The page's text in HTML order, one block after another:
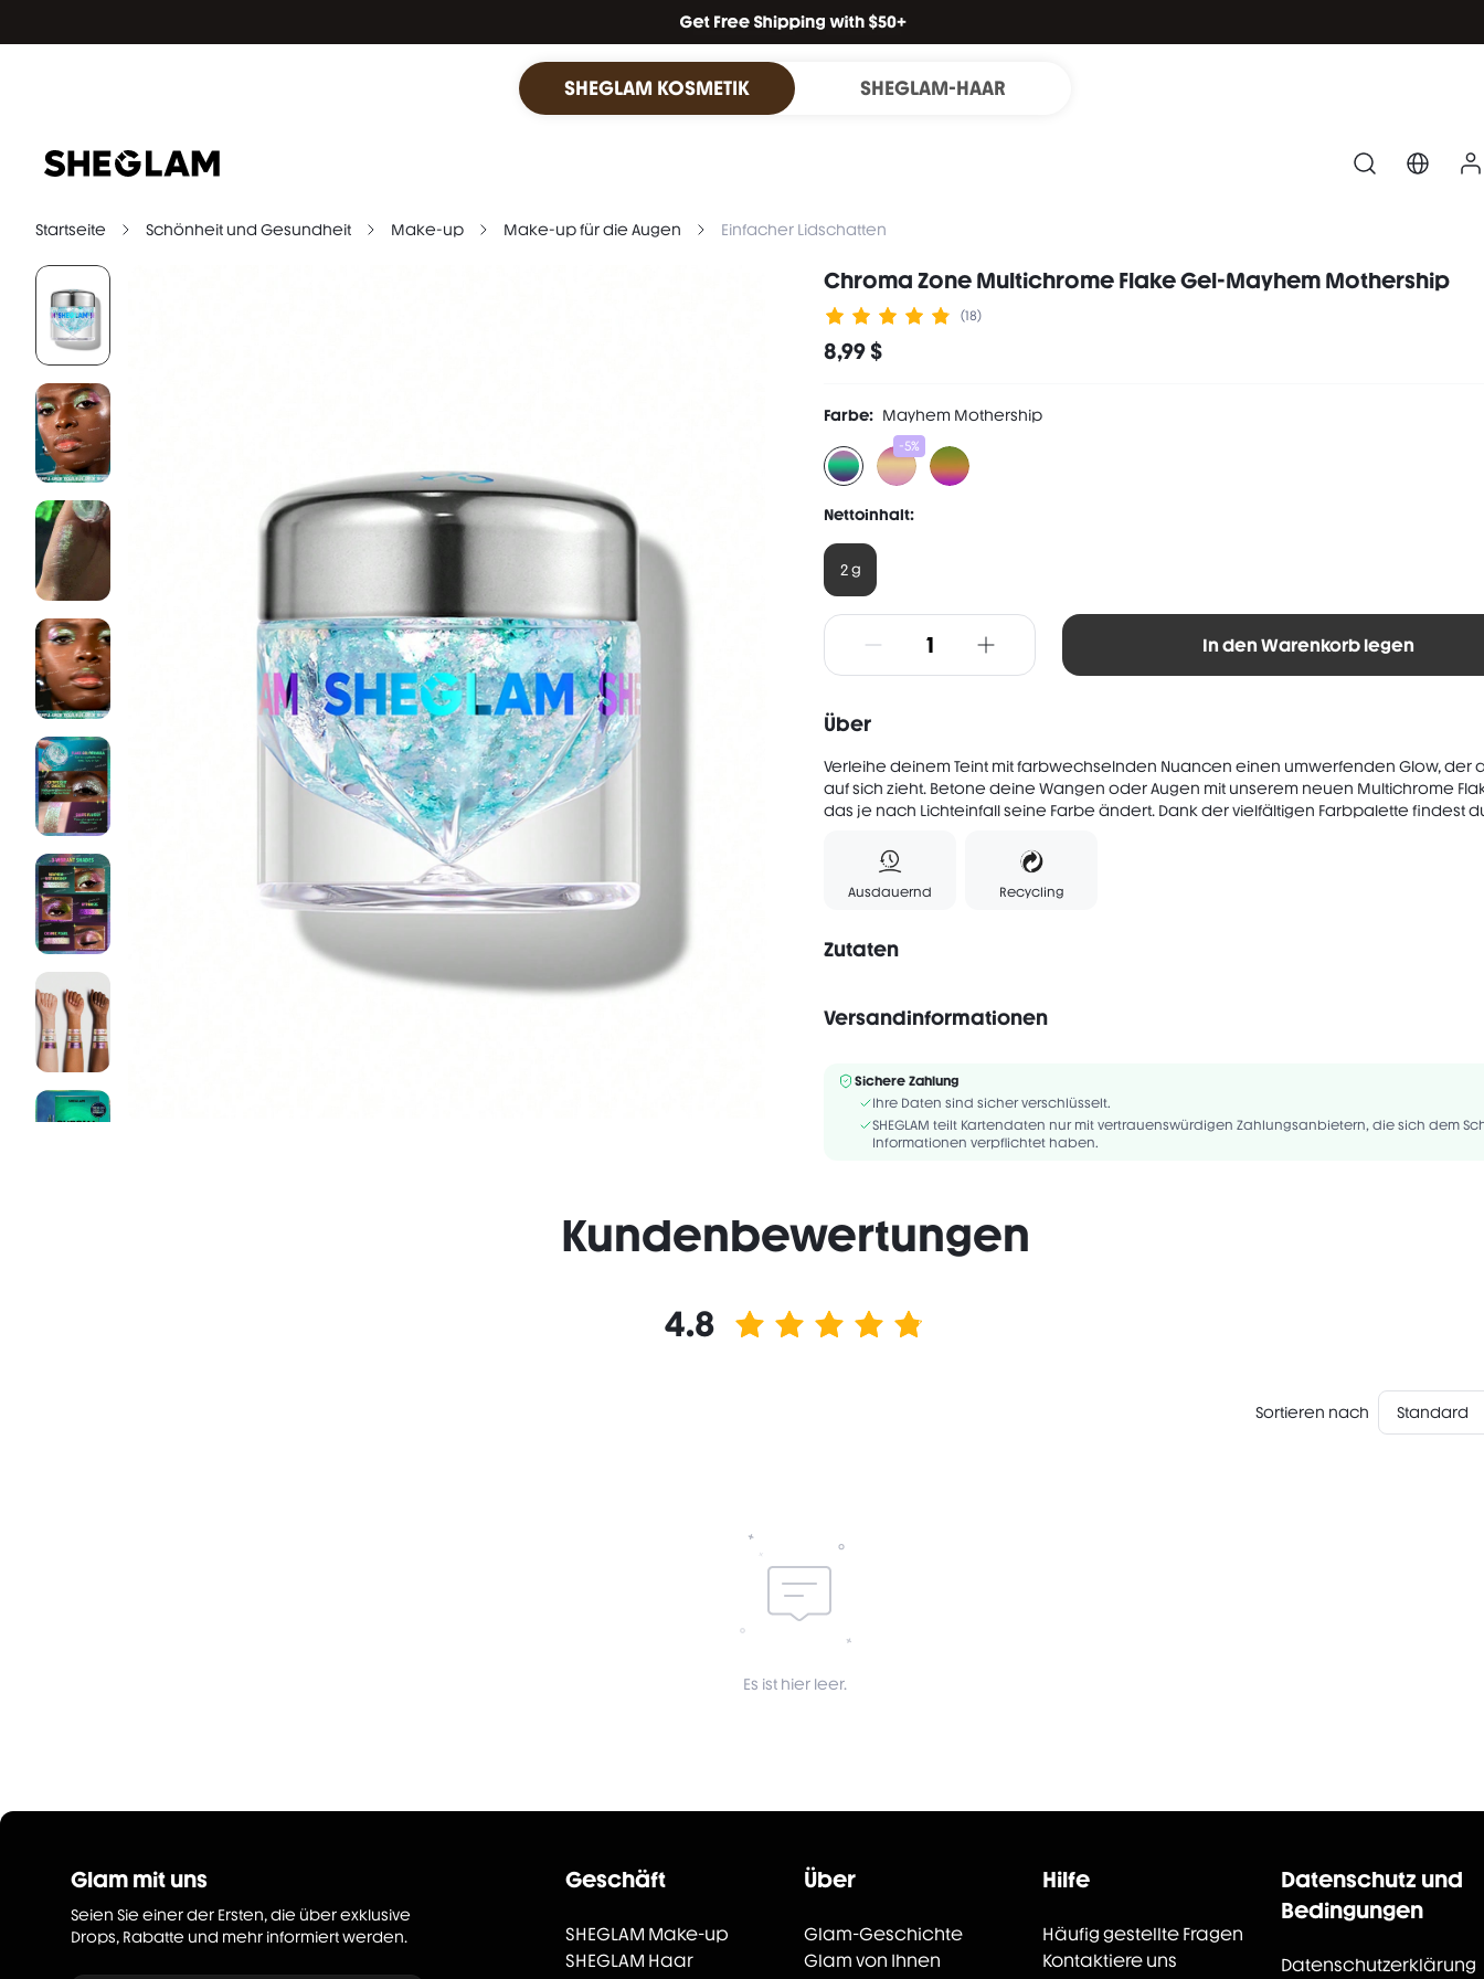
SHEGLAM KOSMETIK SHEGLAM-HAAR
Startseite Schönheit und Gesundheit Make-up Make-up für die Augen Einfacher Lidschatten
Chroma Zone Multichrome Flake Gel-Mayhem Mothership
(18)
8,99 $
Farbe: Mayhem Mothership
-5%
Nettoinhalt:
2 g
In den Warenkorb legen
Über
Verleihe deinem Teint mit farbwechselnden Nuancen einen umwerfenden Glow, der
auf sich zieht. Betone deine Wangen oder Augen mit unserem neuen Multichrome
das je nach Lichteinfall seine Farbe ändert. Dank der vielfältigen Farbpalette findest
Ausdauernd Recycling
Zutaten
INGREDIENTS: C11-13 ISOALKANE, SILICA, ISODODECANE, HYDROGENATED POLYISOBUTENE,
HYDROGENATED STYRENE/ISOPRENE COPOLYMER, QUATERNIUM-18 HECTORITE,
TRIETHYL CITRATE, PHENOXYETHANOL, ETHYLHEXYLGLYCERIN, PENTAERYTHRITYL TETRA-DI-T-
Versandinformationen
Sichere Zahlung
Ihre Daten sind sicher verschlüsselt.
SHEGLAM teilt Kartendaten nur mit vertrauenswürdigen Zahlungsanbietern, die sich dem
Informationen verpflichtet haben.
Kundenbewertungen
4.8
Sortieren nach Standard
Es ist hier leer.
Glam mit uns
Seien Sie einer der Ersten, die über exklusive
Drops, Rabatte und mehr informiert werden.
Geschäft
SHEGLAM Make-up
SHEGLAM Haar
Über
Glam-Geschichte
Glam von Ihnen
Hilfe
Häufig gestellte Fragen
Kontaktiere uns
Datenschutz und
Bedingungen
Datenschutzerklärung